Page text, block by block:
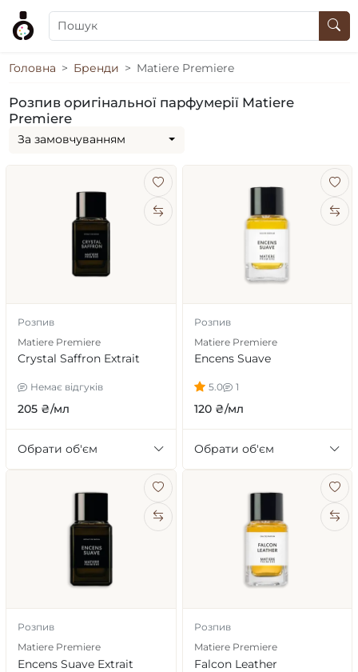
Головна Бренди Matiere Premiere
Розпив оригінальної парфумерії Matiere
Premiere
За замовчуванням
Розпив
Matiere Premiere
Crystal Saffron Extrait
Немає відгуків
205 ₴/мл
Обрати об'єм
Розпив
Matiere Premiere
Encens Suave
5.0 1
120 ₴/мл
Обрати об'єм
Розпив
Matiere Premiere
Encens Suave Extrait
Розпив
Matiere Premiere
Falcon Leather